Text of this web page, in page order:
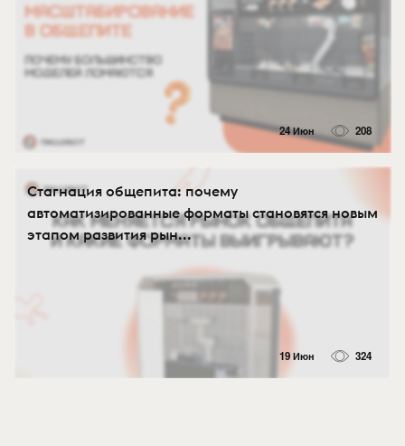
24 Июн 208
Стагнация общепита: почему
автоматизированные форматы становятся новым
этапом развития рын...
19 Июн 324